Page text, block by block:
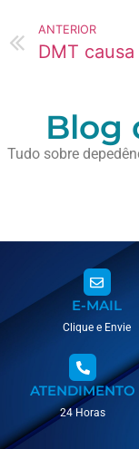
ANTERIOR
Blog
Tudo sobre
E-MAIL
Clique e Envie
ATENDIMENTO
24 Horas